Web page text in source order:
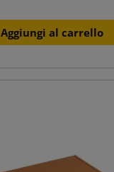
Aggiungi al carrello